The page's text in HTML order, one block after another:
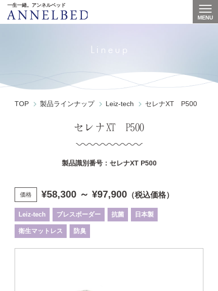
一生一緒。アンネルベッド
MENU
Lineup
TOP 製品ラインナップ Leiz-tech セレナXT P500
セレナXT P500
製品識別番号：セレナXT P500
価格 ¥58,300 ～ ¥97,900 （税込価格）
Leiz-tech ブレスボーダー 抗菌 日本製
衛生マットレス 防臭